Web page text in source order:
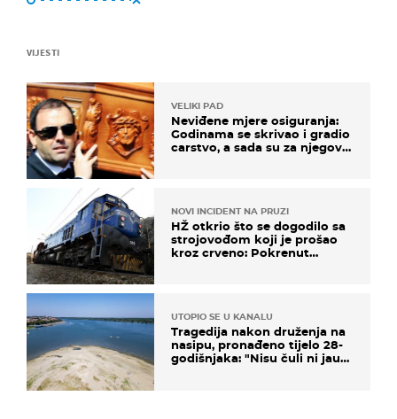
VIJESTI
VELIKI PAD
Neviđene mjere osiguranja:
Godinama se skrivao i gradio
carstvo, a sada su za njegovo
NOVI INCIDENT NA PRUZI
HŽ otkrio što se dogodilo sa
strojovođom koji je prošao
kroz crveno: Pokrenut
UTOPIO SE U KANALU
Tragedija nakon druženja na
nasipu, pronađeno tijelo 28-
godišnjaka: "Nisu čuli ni jauk